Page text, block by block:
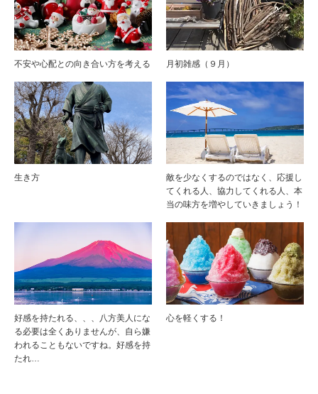
不安や心配との向き合い方を考える 月初雑感（９月）
生き方
敵を少なくするのではなく、応援し
てくれる人、協力してくれる人、本
当の味方を増やしていきましょう！
好感を持たれる、、、八方美人にな
る必要は全くありませんが、自ら嫌
われることもないですね。好感を持
たれ…
心を軽くする！